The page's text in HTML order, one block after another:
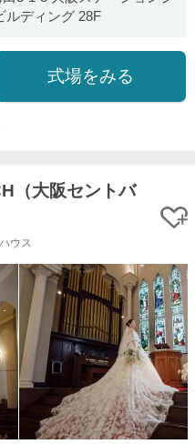
ルディング 28F
式場をみる
（大阪セントバ
ウス